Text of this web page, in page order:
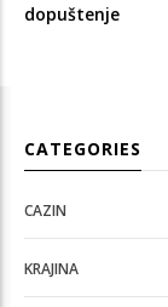
dopuštenje
CATEGORIES
CAZIN
KRAJINA